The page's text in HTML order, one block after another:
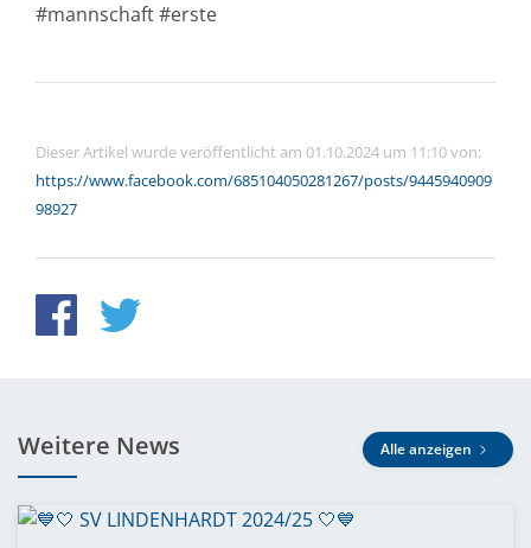
#mannschaft #erste
Dieser Artikel wurde veröffentlicht am 01.10.2024 um 11:10 von:
https://www.facebook.com/685104050281267/posts/9445940909
98927
Weitere News Alle anzeigen